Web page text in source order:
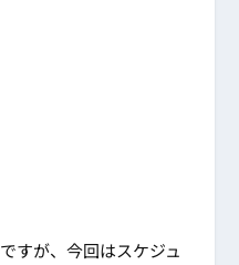
すが、今回はスケジュ